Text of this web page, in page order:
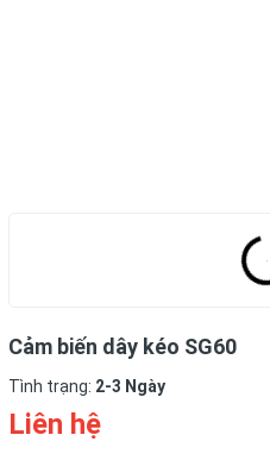
Cảm biến dây kéo SG60
Tình trạng: 2-3 Ngày
Liên hệ